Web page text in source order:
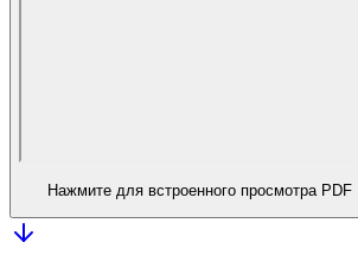
Нажмите для встроенного просмотра PDF